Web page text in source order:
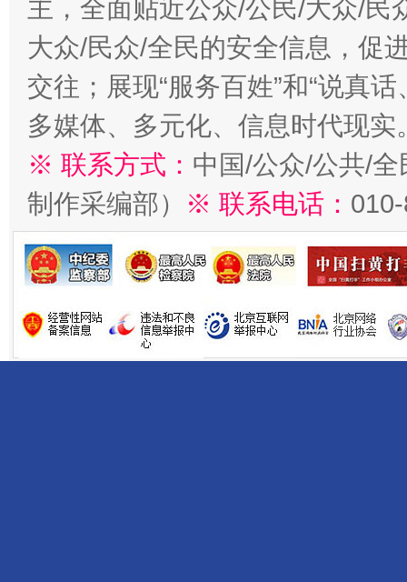
主，全面贴近公众/公民/大众/民
大众/民众/全民的安全信息，促
交往；展现“服务百姓”和“说真
多媒体、多元化、信息时代现实
※ 联系方式： 中国/公众/公共/
制作采编部）
※ 联系电话：